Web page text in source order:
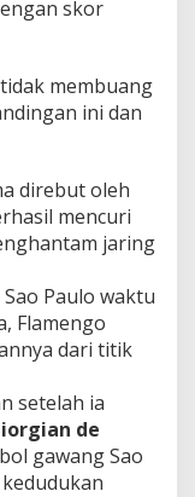
skor
membuang
ini dan
direbut oleh
mencuri
jaring
Paulo waktu
Flamengo
dari titik
setelah ia
de
gawang Sao